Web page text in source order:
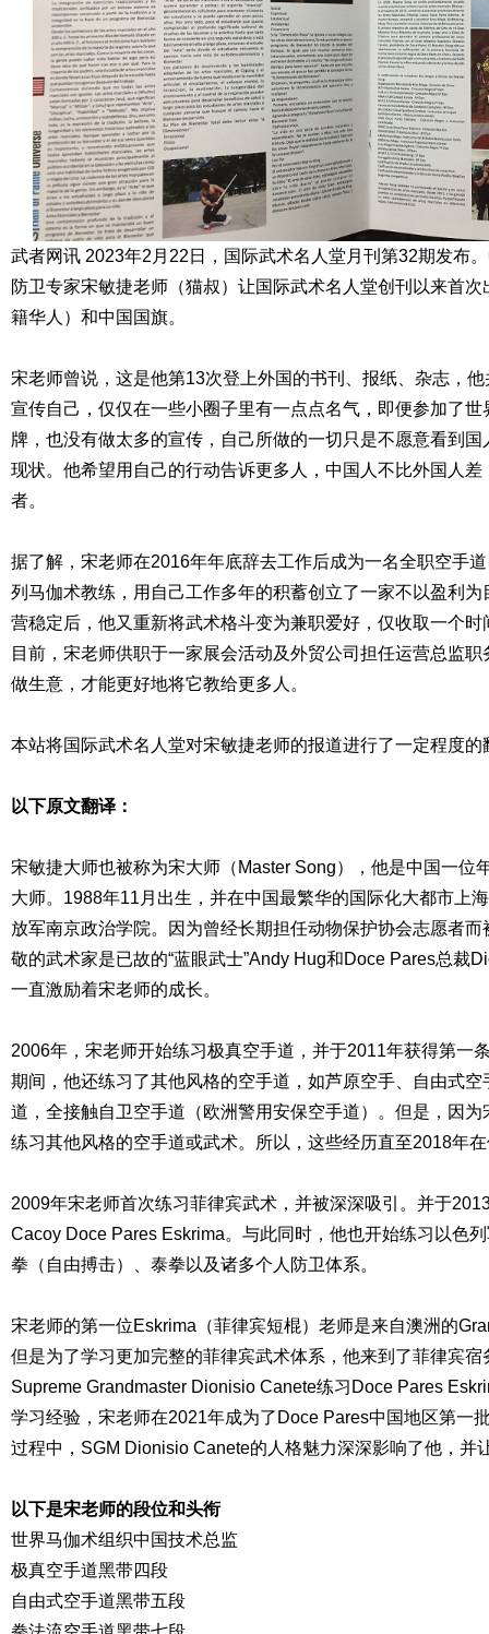
武者网讯 2023年2月22日，国际武术名人堂月刊第32期发布
防卫专家宋敏捷老师（猫叔）让国际武术名人堂创刊以来首
籍华人）和中国国旗。
宋老师曾说，这是他第13次登上外国的书刊、报纸、杂志，
宣传自己，仅仅在一些小圈子里有一点点名气，即便参加了
牌，也没有做太多的宣传，自己所做的一切只是不愿意看到
现状。他希望用自己的行动告诉更多人，中国人不比外国人
者。
据了解，宋老师在2016年年底辞去工作后成为一名全职空手
列马伽术教练，用自己工作多年的积蓄创立了一家不以盈利
营稳定后，他又重新将武术格斗变为兼职爱好，仅收取一个
目前，宋老师供职于一家展会活动及外贸公司担任运营总监
做生意，才能更好地将它教给更多人。
本站将国际武术名人堂对宋敏捷老师的报道进行了一定程度
以下原文翻译：
宋敏捷大师也被称为宋大师（Master Song），他是中国一位
大师。1988年11月出生，并在中国最繁华的国际化大都市上
放军南京政治学院。因为曾经长期担任动物保护协会志愿者而
敬的武术家是已故的“蓝眼武士”Andy Hug和Doce Pares总裁
一直激励着宋老师的成长。
2006年，宋老师开始练习极真空手道，并于2011年获得第一
期间，他还练习了其他风格的空手道，如芦原空手、自由式
道，全接触自卫空手道（欧洲警用安保空手道）。但是，因
练习其他风格的空手道或武术。所以，这些经历直至2018年
2009年宋老师首次练习菲律宾武术，并被深深吸引。并于
Cacoy Doce Pares Eskrima。与此同时，他也开始练习以色
拳（自由搏击）、泰拳以及诸多个人防卫体系。
宋老师的第一位Eskrima（菲律宾短棍）老师是来自澳洲的
但是为了学习更加完整的菲律宾武术体系，他来到了菲律宾
Supreme Grandmaster Dionisio Canete练习Doce Pares
学习经验，宋老师在2021年成为了Doce Pares中国地区第一
过程中，SGM Dionisio Canete的人格魅力深深影响了他，并
以下是宋老师的段位和头衔
世界马伽术组织中国技术总监
极真空手道黑带四段
自由式空手道黑带五段